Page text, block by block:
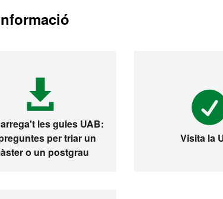
les guies UAB:
per triar un
o un postgrau
Visita la